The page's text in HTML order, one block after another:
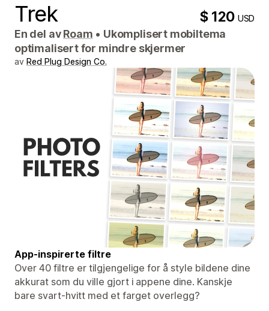
Trek $ 120USD
En del avRoam • Ukomplisert mobiltema
optimalisert for mindre skjermer
av Red Plug Design Co.
App-inspirerte filtre
Over 40 filtre er tilgjengelige for å style bildene dine
akkurat som du ville gjort i appene dine. Kanskje
bare svart-hvitt med et farget overlegg?